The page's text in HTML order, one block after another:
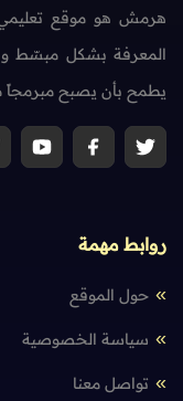
هرمش هو موقع تعليمي
المعرفة بشكل مبسّط
يطمح بأن يصبح مبرمجاً
روابط مهمة
حول الموقع
سياسة الخصوصية
تواصل معنا